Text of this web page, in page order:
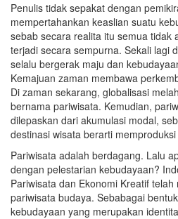
Penulis tidak sepakat dengan
mempertahankan keaslian suatu
sebab secara realita itu semua tidak
terjadi secara sempurna. Sekali lagi
selalu bergerak maju dan
Kemajuan zaman membawa
Di zaman sekarang, globalisasi
bernama pariwisata. Kemudian,
dilepaskan dari akumulasi modal,
destinasi wisata berarti
Pariwisata adalah berdagang. Lalu
dengan pelestarian kebudayaan?
Pariwisata dan Ekonomi Kreatif
pariwisata budaya. Sebabagai
kebudayaan yang merupakan